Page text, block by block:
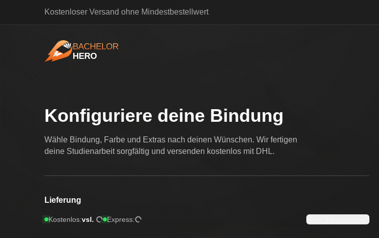
Kostenloser Versand ohne Mindestbestellwert
BachelorHero
BACHELOR
HERO
Konfiguriere deine Bindung
Wähle Bindung, Farbe und Extras nach deinen Wünschen. Wir fertigen
deine Studienarbeit sorgfältig und versenden kostenlos mit DHL.
Lieferung
Kostenlos:vsl. Lieferdatum wird geladen
Express: Lieferdatum wird geladen Mehr Informationen